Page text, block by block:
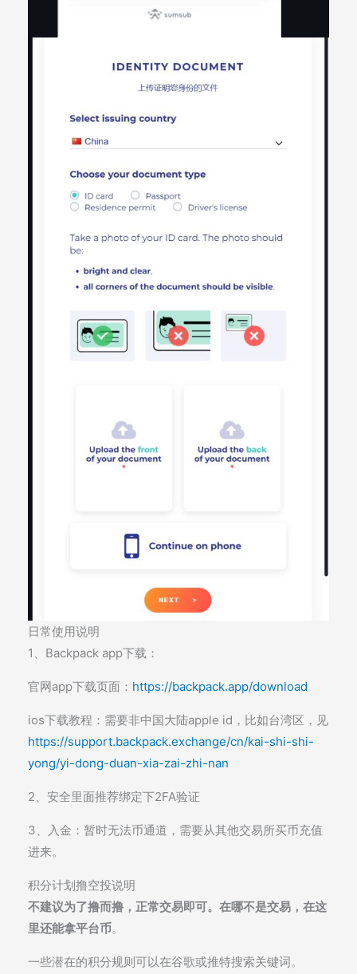
日常使用说明
1、Backpack app下载：
官网app下载页面： https://backpack.app/download
ios下载教程：需要非中国大陆apple id，比如台湾区，见
https://support.backpack.exchange/cn/kai-shi-shi-
yong/yi-dong-duan-xia-zai-zhi-nan
2、安全里面推荐绑定下2FA验证
3、入金：暂时无法币通道，需要从其他交易所买币充值
进来。
积分计划撸空投说明
不建议为了撸而撸，正常交易即可。在哪不是交易，在这
里还能拿平台币。
一些潜在的积分规则可以在谷歌或推特搜索关键词。